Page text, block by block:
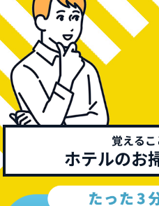
覚える
ホテルのお